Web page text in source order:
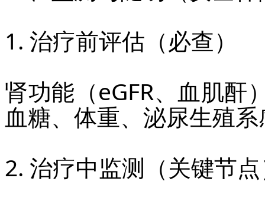
1. 治疗前评估（必查）
肾功能（eGFR、血肌酐
血糖、体重、泌尿生殖
2. 治疗中监测（关键节